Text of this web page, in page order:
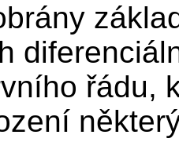
řádu,